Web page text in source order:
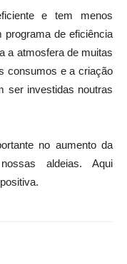
e tem menos
programa de eficiência
a atmosfera de muitas
consumos e a criação
ser investidas noutras
no aumento da
aldeias. Aqui